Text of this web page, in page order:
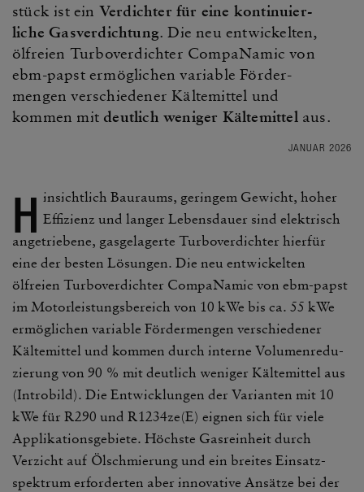
stück ist ein Verdichter für eine konti­nu­ier­
liche Gasver­dich­tung. Die neu entwi­ckelten,
ölfreien Turbo­ver­dichter Compa­Namic von
ebm-papst ermög­li­chen variable Förder­
mengen verschie­dener Kälte­mittel und
kommen mit deut­lich weniger Kälte­mittelaus.
JANUAR 2026
H insicht­lich Bauraums, geringem Gewicht, hoher
Effi­zienz und langer Lebens­dauer sind elek­trisch
ange­trie­bene, gasge­la­gerte Turbo­ver­dichter hierfür
eine der besten Lösungen. Die neu entwi­ckelten
ölfreien Turbo­ver­dichter Compa­Namic von ebm-papst
im Motor­leis­tungs­be­reich von 10 kWe bis ca. 55 kWe
ermög­li­chen variable Förder­mengen verschie­dener
Kälte­mittel und kommen durch interne Volu­men­re­du­
zie­rung von 90 % mit deut­lich weniger Kälte­mittel aus
(Intro­bild). Die Entwick­lungen der Vari­anten mit 10
kWe für R290 und R1234ze(E) eignen sich für viele
Appli­ka­ti­ons­ge­biete. Höchste Gasrein­heit durch
Verzicht auf Ölschmie­rung und ein breites Einsatz­
spek­trum erfor­derten aber inno­va­tive Ansätze bei der